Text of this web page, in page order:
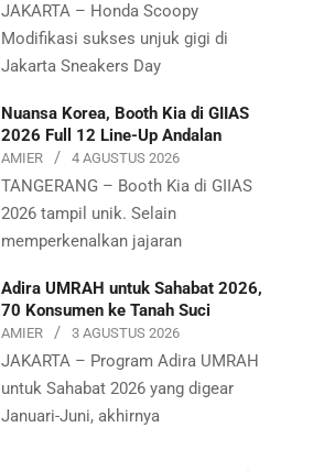
JAKARTA – Honda Scoopy
Modifikasi sukses unjuk gigi di
Jakarta Sneakers Day
Nuansa Korea, Booth Kia di GIIAS
2026 Full 12 Line-Up Andalan
AMIER 4 AGUSTUS 2026
TANGERANG – Booth Kia di GIIAS
2026 tampil unik. Selain
memperkenalkan jajaran
Adira UMRAH untuk Sahabat 2026,
70 Konsumen ke Tanah Suci
AMIER 3 AGUSTUS 2026
JAKARTA – Program Adira UMRAH
untuk Sahabat 2026 yang digear
Januari-Juni, akhirnya